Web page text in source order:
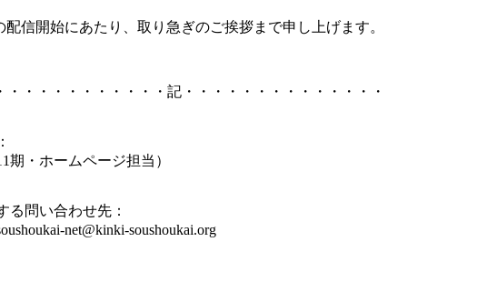
信開始にあたり、取り急ぎのご挨拶まで申し上げます。
・・・・・・・・・・・記・・・・・・・・・・・・・・
・ホームページ担当）
る問い合わせ先：
net@kinki-soushoukai.org